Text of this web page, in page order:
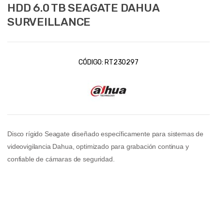
HDD 6.0 TB SEAGATE DAHUA
SURVEILLANCE
CÓDIGO: RT230297
Disco rígido Seagate diseñado específicamente para sistemas de
videovigilancia Dahua, optimizado para grabación continua y
confiable de cámaras de seguridad.